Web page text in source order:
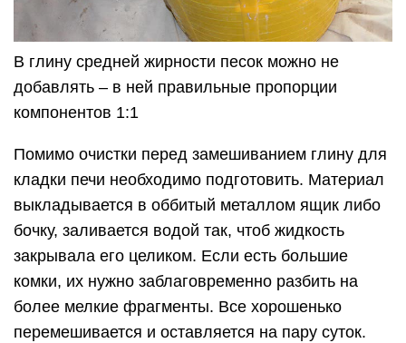
В глину средней жирности песок можно не
добавлять – в ней правильные пропорции
компонентов 1:1
Помимо очистки перед замешиванием глину для
кладки печи необходимо подготовить. Материал
выкладывается в оббитый металлом ящик либо
бочку, заливается водой так, чтоб жидкость
закрывала его целиком. Если есть большие
комки, их нужно заблаговременно разбить на
более мелкие фрагменты. Все хорошенько
перемешивается и оставляется на пару суток.